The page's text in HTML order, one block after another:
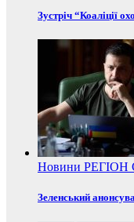
Зустріч “Коаліції
Новини РЕГІОН
Зеленський